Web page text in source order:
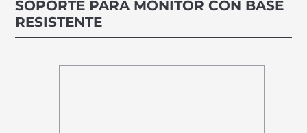
SOPORTE PARA MONITOR CON BASE
RESISTENTE